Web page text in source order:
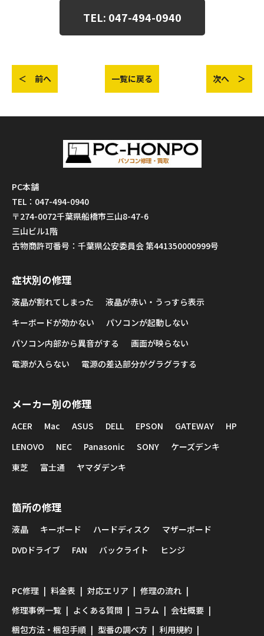
TEL: 047-494-0940
＜ 前へ 一覧に戻る 次へ ＞
PC本舗
TEL：047-494-0940
〒274-0072千葉県船橋市三山8-47-6
三山ビル1階
古物商許可番号：千葉県公安委員会 第441350000999号
症状別の修理
液晶が割れてしまった
液晶が赤い・うっすら表示
キーボードが効かない
パソコンが起動しない
パソコン内部から異音がする
画面が映らない
電源が入らない
電源の差込部分がグラグラする
メーカー別の修理
ACER Mac ASUS DELL EPSON GATEWAY
HP
LENOVO
NEC Panasonic SONY
ケーズデンキ
東芝
富士通 ヤマダデンキ
箇所の修理
液晶 キーボード ハードディスク
マザーボード
DVDドライブ
FAN バックライト ヒンジ
PC修理 料金表 対応エリア
修理の流れ
修理事例一覧
よくある質問 コラム
会社概要
梱包方法・梱包手順
型番の調べ方 利用規約